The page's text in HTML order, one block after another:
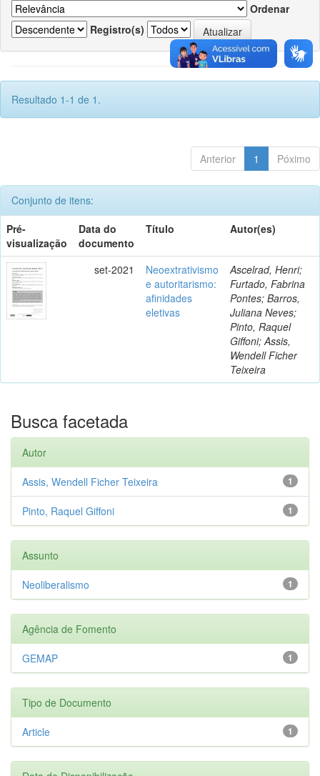
Ordenar
Registro(s)
Resultado 1-1 de 1.
Anterior 1 Póximo
Conjunto de itens:
Pré-
visualização
Data do
documento
Título Autor(es)
set-2021
Neoextrativismo
e autoritarismo:
afinidades
eletivas
Ascelrad, Henri;
Furtado, Fabrina
Pontes; Barros,
Juliana Neves;
Pinto, Raquel
Giffoni; Assis,
Wendell Ficher
Teixeira
Busca facetada
Autor
1
Assis, Wendell Ficher Teixeira
1
Pinto, Raquel Giffoni
Assunto
1
Neoliberalismo
Agência de Fomento
1
GEMAP
Tipo de Documento
1
Article